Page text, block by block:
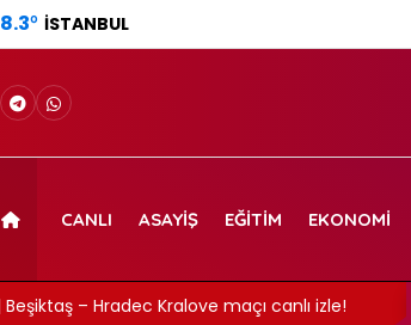
° İSTANBUL
CANLI ASAYIŞ EĞITIM EKONOMI
Beşiktaş – Hradec Kralove maçı canlı izle!